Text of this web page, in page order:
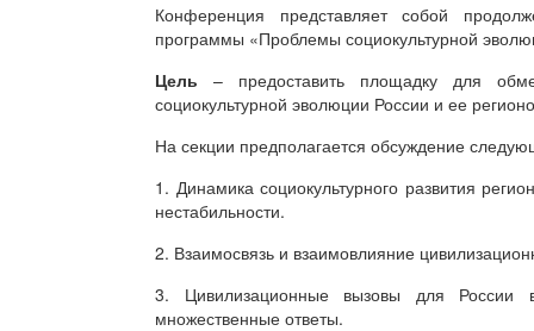
Конференция представляет собой
программы «Проблемы социокультурной
Цель – предоставить площадку для
социокультурной эволюции России и ее
На секции предполагается обсуждение
1. Динамика социокультурного развития
нестабильности.
2. Взаимосвязь и взаимовлияние
3. Цивилизационные вызовы для России в
множественные ответы.